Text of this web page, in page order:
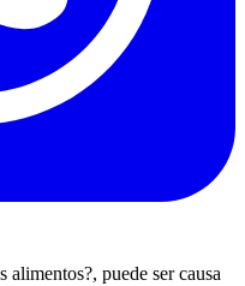
alimentos?, puede ser causa